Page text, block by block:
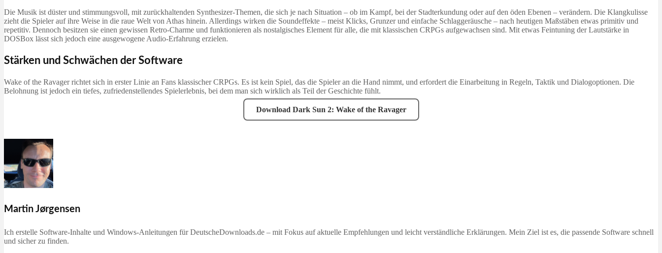
Die Musik ist düster und stimmungsvoll, mit zurückhaltenden Synthesizer-Themen, die sich je nach Situation – ob im Kampf, bei der Stadterkundung oder auf den öden Ebenen – verändern. Die Klangkulisse
zieht die Spieler auf ihre Weise in die raue Welt von Athas hinein. Allerdings wirken die Soundeffekte – meist Klicks, Grunzer und einfache Schlaggeräusche – nach heutigen Maßstäben etwas primitiv und
repetitiv. Dennoch besitzen sie einen gewissen Retro-Charme und funktionieren als nostalgisches Element für alle, die mit klassischen CRPGs aufgewachsen sind. Mit etwas Feintuning der Lautstärke in
DOSBox lässt sich jedoch eine ausgewogene Audio-Erfahrung erzielen.
Stärken und Schwächen der Software
Wake of the Ravager richtet sich in erster Linie an Fans klassischer CRPGs. Es ist kein Spiel, das die Spieler an die Hand nimmt, und erfordert die Einarbeitung in Regeln, Taktik und Dialogoptionen. Die
Belohnung ist jedoch ein tiefes, zufriedenstellendes Spielerlebnis, bei dem man sich wirklich als Teil der Geschichte fühlt.
Download Dark Sun 2: Wake of the Ravager
Martin Jørgensen
Ich erstelle Software-Inhalte und Windows-Anleitungen für DeutscheDownloads.de – mit Fokus auf aktuelle Empfehlungen und leicht verständliche Erklärungen. Mein Ziel ist es, die passende Software schnell
und sicher zu finden.